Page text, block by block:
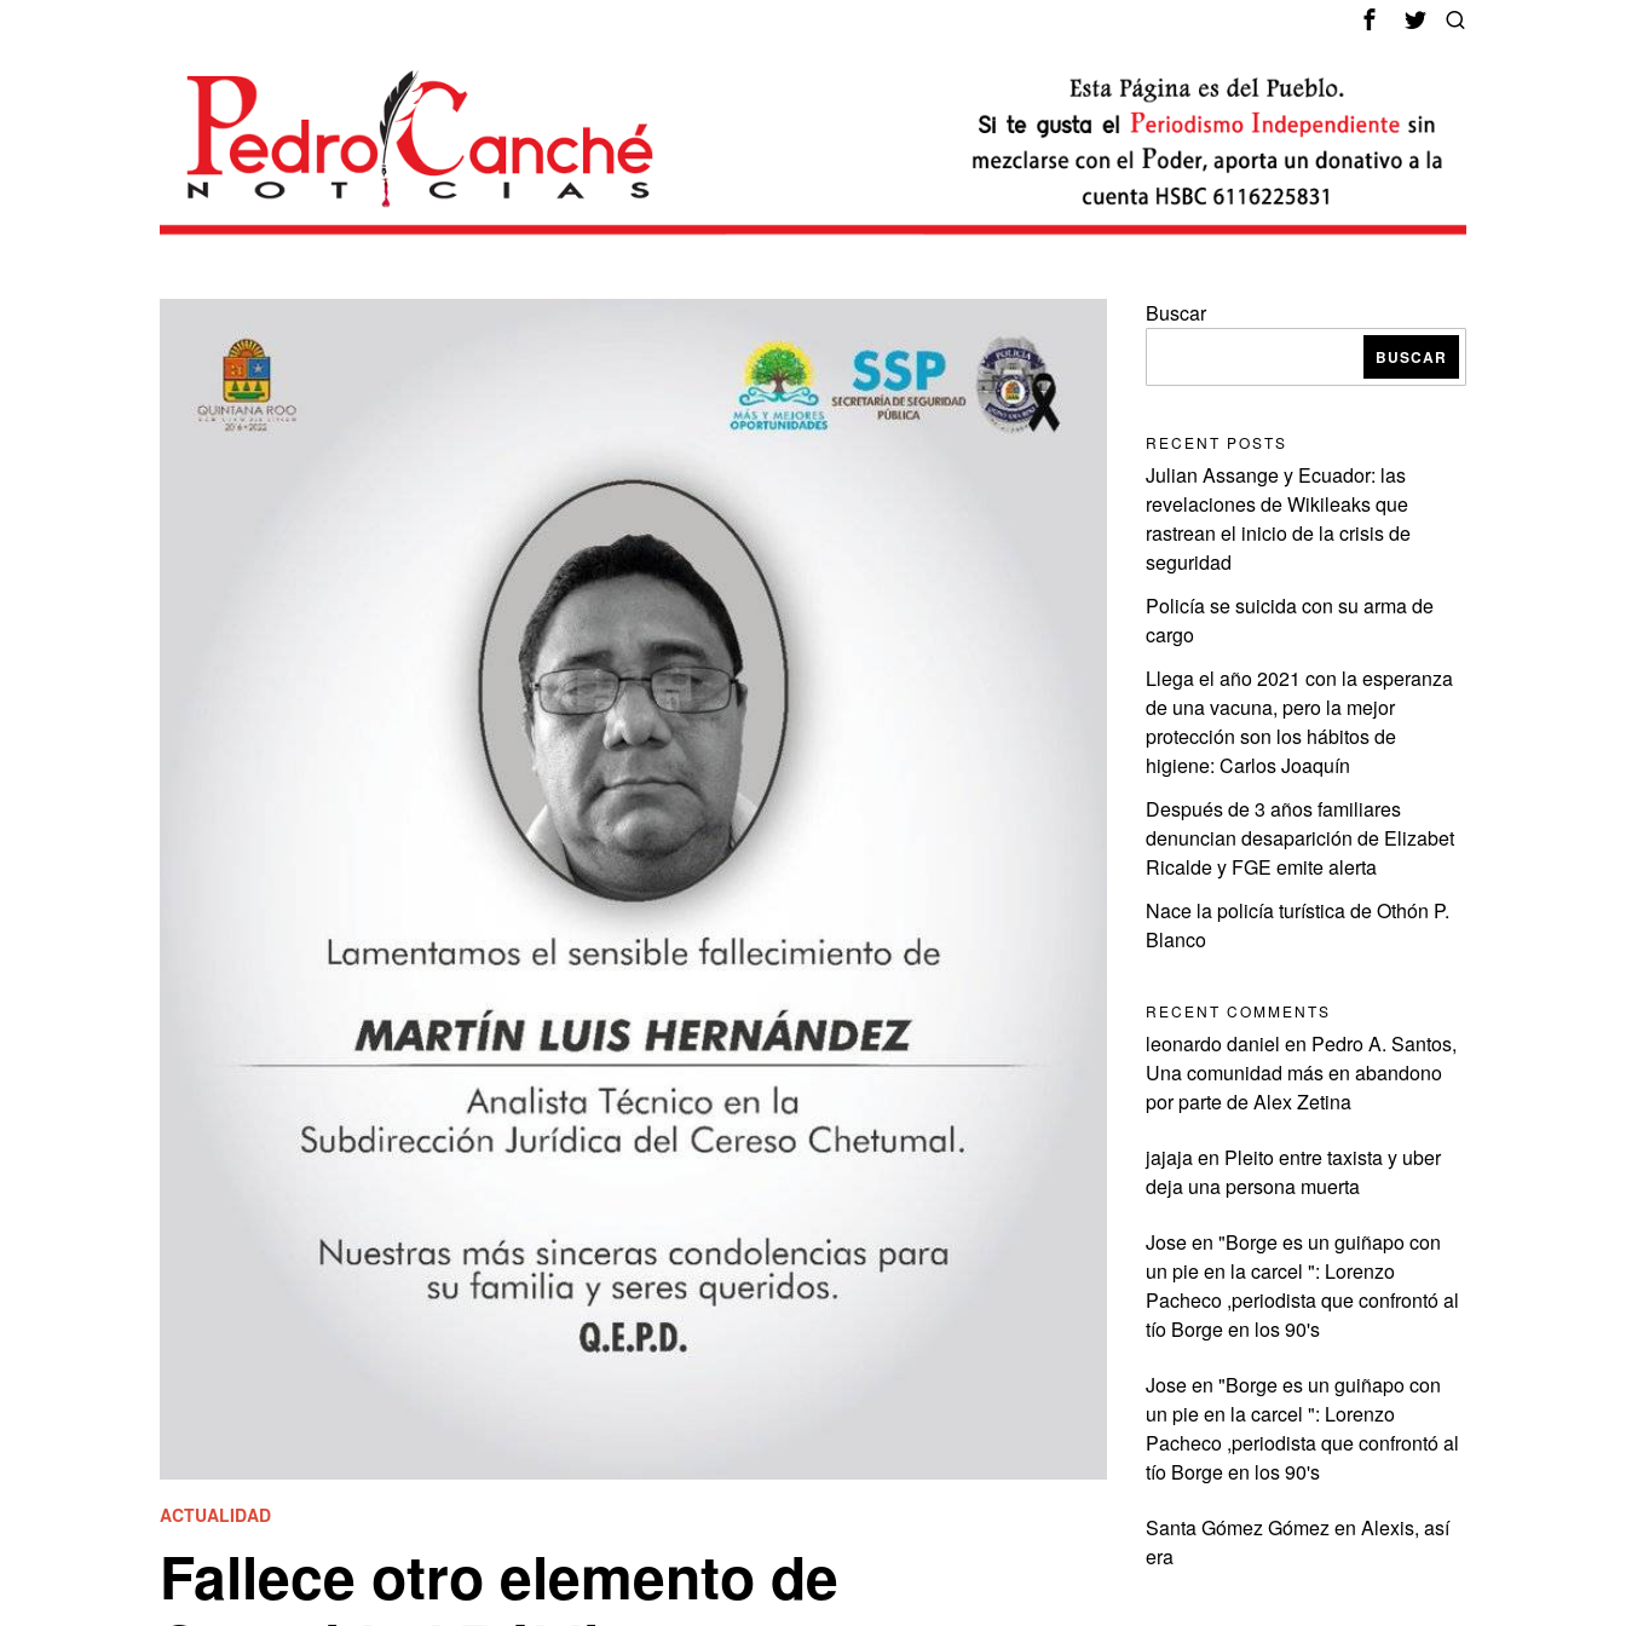
ACTUALIDAD
Fallece otro elemento de
Buscar
BUSCAR
RECENT POSTS
Julian Assange y Ecuador: las
revelaciones de Wikileaks que
rastrean el inicio de la crisis de
seguridad
Policía se suicida con su arma de
cargo
Llega el año 2021 con la esperanza
de una vacuna, pero la mejor
protección son los hábitos de
higiene: Carlos Joaquín
Después de 3 años familiares
denuncian desaparición de Elizabet
Ricalde y FGE emite alerta
Nace la policía turística de Othón P.
Blanco
RECENT COMMENTS
leonardo daniel en Pedro A. Santos,
Una comunidad más en abandono
por parte de Alex Zetina
jajajaen Pleito entre taxista y uber
deja una persona muerta
Joseen "Borge es un guiñapo con
un pie en la carcel ": Lorenzo
Pacheco ,periodista que confrontó al
tío Borge en los 90's
Joseen "Borge es un guiñapo con
un pie en la carcel ": Lorenzo
Pacheco ,periodista que confrontó al
tío Borge en los 90's
Santa Gómez Gómezen Alexis, así
era